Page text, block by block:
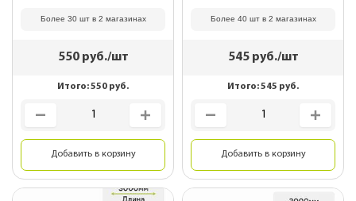
Более 30 шт в 2 магазинах
550руб./шт
Итого:550 руб.
Добавить в корзину
Более 40 шт в 2 магазинах
545руб./шт
Итого:545 руб.
Добавить в корзину